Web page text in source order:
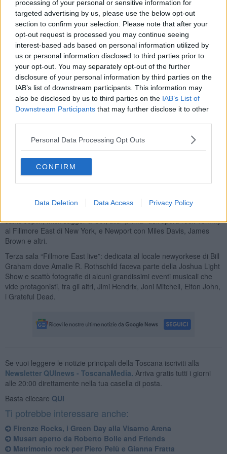
processing of your personal or sensitive information for
targeted advertising by us, please use the below opt-out
section to confirm your selection. Please note that after your
opt-out request is processed you may continue seeing
interest-based ads based on personal information utilized by
us or personal information disclosed to third parties prior to
your opt-out. You may separately opt-out of the further
disclosure of your personal information by third parties on the
IAB’s list of downstream participants. This information may
also be disclosed by us to third parties on the IAB’s List of
Downstream Participants that may further disclose it to other
Personal Data Processing Opt Outs
CONFIRM
Data Deletion Data Access Privacy Policy
sponsorizzata da Angelo Pontecorboli Editore.
Protagonisti della Mostra “Woodstock e gli altri”,in programma dal
3 Ottobre al 3 Novembre 2019nello spazio espositivo del
Consiglio Regionale della Toscana intitolato a Carlo Azeglio Campi,
in via dei Pucci 16, saranno anche altri grandi eventi rock che si
tennero in quell’anno irripetibile come il Festival di Newport (luglio
1969), quello dell’Isola di Wight (settembre 1969), il live dei Rolling
Stones al Madison Square Garden di New York (27 novembre
1969) e i vari concerti del Fillmore East (durante tutto l’anno).
Anche in queste occasioni la fotografa-regista scattò innumerevoli
fotografie oggi consegnate alla storia della musica nonché di
Prima sala “Woodstock”: fotografie-testimonianze del prima-
durante-dopo il Festival di Woodstock.
scattate al Festival di Newport, all’Isola di Wight con gli Who e Bob
Dylan, al live dei Rolling Stones, in cui compaiono Tina Turner e
Janis Joplin, Mick Jagger & Co., alla “prima” dell’opera rock Tommy
al Fillmore East di New York, e Newport con Miles Davis, James
Brown e altri.
Terza sala “Fillmore East live”: dedicata al locale newyorkese di Bill
Graham dove Amalie R. Rothschild faceva parte della Joshua Light
Show e scattò fotografie di alcuni grandissimi eventi musicali che
vide protagonisti, tra gli altri, Jimi Hendrix, Joni Mitchell, Elton John,
i Grateful Dead.
Se vuoi leggere le notizie principali della Toscana iscriviti alla
Newsletter QUInews - ToscanaMedia. Arriva gratis tutti i giorni
alle 20:00 direttamente nella tua casella di posta.
Basta cliccare QUI
Ti potrebbe interessare anche:
Firenze Rocks, i Green Day alla Visarno Arena
Musart aperto da Roberto Bolle and Friends
Matrimonio rock per Piero Pelù e Gianna Fratta